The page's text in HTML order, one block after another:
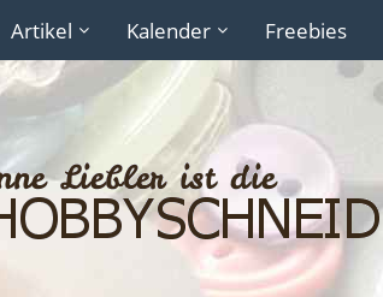
Artikel Kalender Freebies